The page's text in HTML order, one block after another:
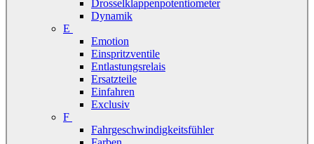
Drosselklappenpotentiometer
Dynamik
E
Emotion
Einspritzventile
Entlastungsrelais
Ersatzteile
Einfahren
Exclusiv
F
Fahrgeschwindigkeitsfühler